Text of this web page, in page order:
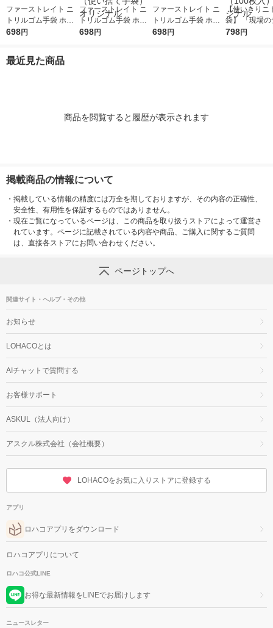
ファーストレイト ニ
トリルゴム手袋 ホワ
イト 35粉無し M FR-6
リジナル
698円
ファーストレイト ニ
トリルゴム手袋 ホワ
イト 35粉無し L FR-6
698円
ファーストレイト ニ
トリルゴム手袋 ホワ
イト 35粉無し S FR-6
698円
【使いきりニ
袋】 「現場の
ラ」 ニトリル
798円
最近見た商品
商品を閲覧すると履歴が表示されます
掲載商品の情報について
・ 掲載している情報の精度には万全を期しておりますが、その内容の正確性、
安全性、有用性を保証するものではありません。
・ 現在ご覧になっているページは、この商品を取り扱うストアによって運営さ
れています。ページに記載されている内容や商品、ご購入に関するご質問
は、直接各ストアにお問い合わせください。
ページトップへ
関連サイト・ヘルプ・その他
お知らせ
LOHACOとは
AIチャットで質問する
お客様サポート
ASKUL（法人向け）
アスクル株式会社（会社概要）
LOHACOをお気に入りストアに登録する
アプリ
ロハコアプリをダウンロード
ロハコアプリについて
ロハコ公式LINE
お得な最新情報をLINEでお届けします
ニュースレター